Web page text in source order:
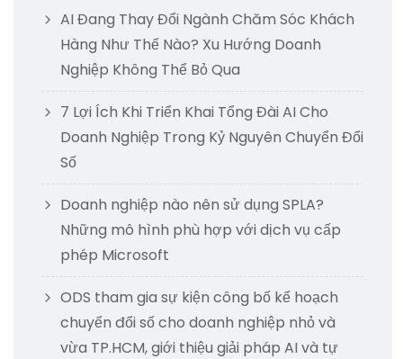
AI Đang Thay Đổi Ngành Chăm Sóc Khách
Hàng Như Thế Nào? Xu Hướng Doanh
Nghiệp Không Thể Bỏ Qua
7 Lợi Ích Khi Triển Khai Tổng Đài AI Cho
Doanh Nghiệp Trong Kỷ Nguyên Chuyển Đổi
Số
Doanh nghiệp nào nên sử dụng SPLA?
Những mô hình phù hợp với dịch vụ cấp
phép Microsoft
ODS tham gia sự kiện công bố kế hoạch
chuyển đổi số cho doanh nghiệp nhỏ và
vừa TP.HCM, giới thiệu giải pháp AI và tự